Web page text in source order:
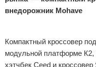
внедорожник Mohave
Компактный кроссовер
модульной платформе
хэтчбек Ceed и